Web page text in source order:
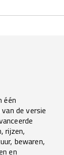
één
de versie
rijzen,
bewaren,
en